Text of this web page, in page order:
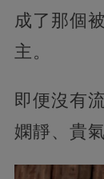
成了那個
主。
即便沒有
嫻靜、貴